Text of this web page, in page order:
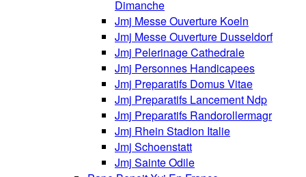
Dimanche
Jmj Messe Ouverture Koeln
Jmj Messe Ouverture Dusseldorf
Jmj Pelerinage Cathedrale
Jmj Personnes Handicapees
Jmj Preparatifs Domus Vitae
Jmj Preparatifs Lancement Ndp
Jmj Preparatifs Randorollermagr
Jmj Rhein Stadion Italie
Jmj Schoenstatt
Jmj Sainte Odile